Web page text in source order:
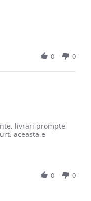
0 0
livrari prompte,
aceasta e
0 0